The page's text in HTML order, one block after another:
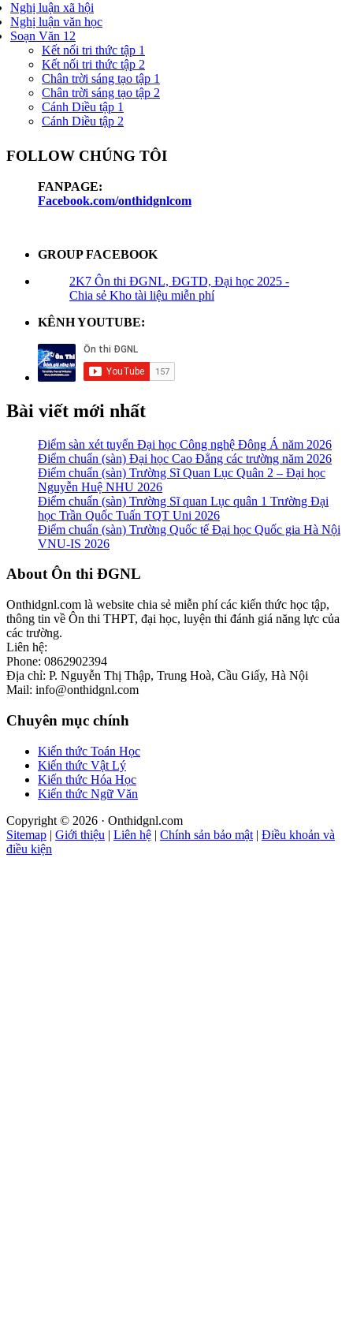
Nghị luận xã hội
Nghị luận văn học
Soạn Văn 12
Kết nối tri thức tập 1
Kết nối tri thức tập 2
Chân trời sáng tạo tập 1
Chân trời sáng tạo tập 2
Cánh Diều tập 1
Cánh Diều tập 2
FOLLOW CHÚNG TÔI
FANPAGE:
Facebook.com/onthidgnlcom
GROUP FACEBOOK
2K7 Ôn thi ĐGNL, ĐGTD, Đại học 2025 -
Chia sẻ Kho tài liệu miễn phí
KÊNH YOUTUBE:
Bài viết mới nhất
Điểm sàn xét tuyển Đại học Công nghệ Đông Á năm 2026
Điểm chuẩn (sàn) Đại học Cao Đẳng các trường năm 2026
Điểm chuẩn (sàn) Trường Sĩ Quan Lục Quân 2 – Đại học
Nguyễn Huệ NHU 2026
Điểm chuẩn (sàn) Trường Sĩ quan Lục quân 1 Trường Đại
học Trần Quốc Tuấn TQT Uni 2026
Điểm chuẩn (sàn) Trường Quốc tế Đại học Quốc gia Hà Nội
VNU-IS 2026
Footer
About Ôn thi ĐGNL
Onthidgnl.com là website chia sẻ miễn phí các kiến thức học tập,
thông tin về Ôn thi THPT, đại học, luyện thi đánh giá năng lực của
các trường.
Liên hệ:
Phone: 0862902394
Địa chỉ: P. Nguyễn Thị Thập, Trung Hoà, Cầu Giấy, Hà Nội
Mail: info@onthidgnl.com
Chuyên mục chính
Kiến thức Toán Học
Kiến thức Vật Lý
Kiến thức Hóa Học
Kiến thức Ngữ Văn
Copyright © 2026 · Onthidgnl.com
Sitemap | Giới thiệu | Liên hệ | Chính sản bảo mật | Điều khoản và
điều kiện